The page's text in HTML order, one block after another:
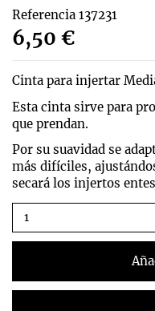
Referencia 137231
6,50 €
Cinta para injertar
Esta cinta sirve para
que prendan.
Por su suavidad se
más difíciles,
secará los injertos